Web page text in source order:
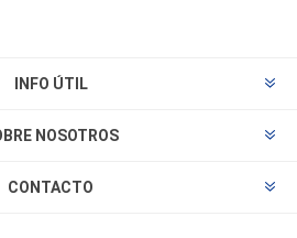
INFO ÚTIL
NOSOTROS
CONTACTO